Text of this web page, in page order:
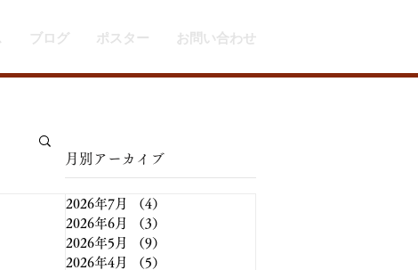
ブログ ポスター お問い合わせ
​月別アーカイブ
2026年7月 （4）
2026年6月
（3）
2026年5月
（9）
2026年4月
（5）